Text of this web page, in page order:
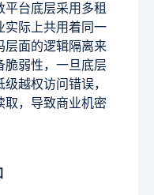
台底层采用多租
实际上共用着同一
层面的逻辑隔离来
弱性，一旦底层
越权访问错误，
，导致商业机密